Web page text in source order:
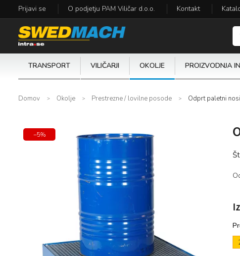
Prijavi se O podjetju PAM Viličar d.o.o. Kontakt
TRANSPORT VILIČARJI OKOLJE PROIZVODNJA
Domov Okolje Prestrezne / lovilne posode Odprt paletni
−5%